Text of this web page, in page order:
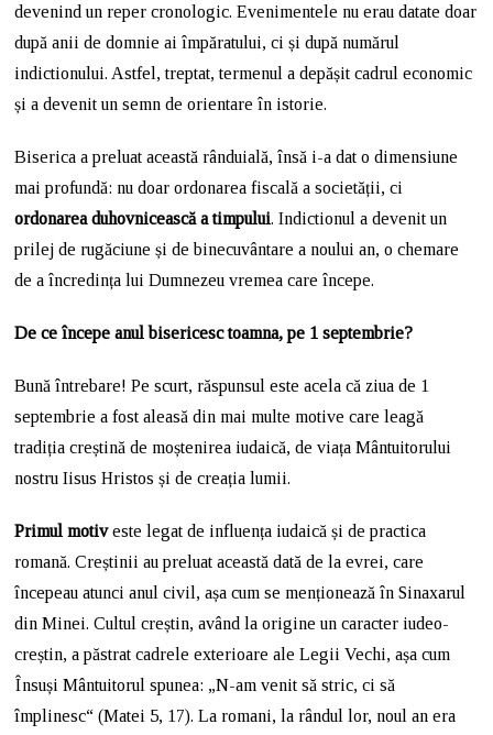
devenind un reper cronologic. Evenimentele nu erau datate doar
după anii de domnie ai împăratului, ci și după numărul
indictionului. Astfel, treptat, termenul a depășit cadrul economic
și a devenit un semn de orientare în istorie.
Biserica a preluat această rânduială, însă i-a dat o dimensiune
mai profundă: nu doar ordonarea fiscală a societății, ci
ordonarea duhovnicească a timpului. Indictionul a devenit un
prilej de rugăciune și de binecuvântare a noului an, o chemare
de a încredința lui Dumnezeu vremea care începe.
De ce începe anul bisericesc toamna, pe 1 septembrie?
Bună întrebare! Pe scurt, răspunsul este acela că ziua de 1
septembrie a fost aleasă din mai multe motive care leagă
tradiția creștină de moștenirea iudaică, de viața Mântuitorului
nostru Iisus Hristos și de creația lumii.
Primul motiveste legat de influența iudaică și de practica
romană. Creștinii au preluat această dată de la evrei, care
începeau atunci anul civil, așa cum se menționează în Sinaxarul
din Minei. Cultul creștin, având la origine un caracter iudeo-
creștin, a păstrat cadrele exterioare ale Legii Vechi, așa cum
Însuși Mântuitorul spunea: „N-am venit să stric, ci să
împlinesc“ (Matei 5, 17). La romani, la rândul lor, noul an era